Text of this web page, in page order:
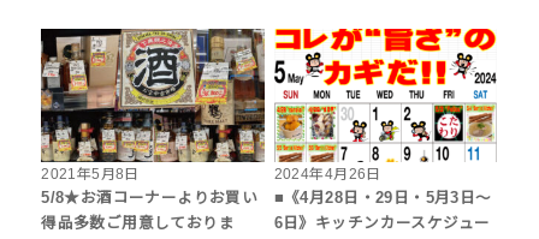
2021年5月8日
5/8★お酒コーナーよりお買い
得品多数ご用意しておりま
2024年4月26日
■《4月28日・29日・5月3日～
6日》キッチンカースケジュー